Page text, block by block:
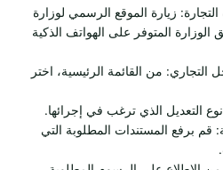
زيارة الموقع الرسمي لوزارة
الوزارة المتوفر على الهواتف الذكية
التجاري: من القائمة الرئيسية، اختر
التعديل الذي ترغب في إجرائها.
قم برفع المستندات المطلوبة التي